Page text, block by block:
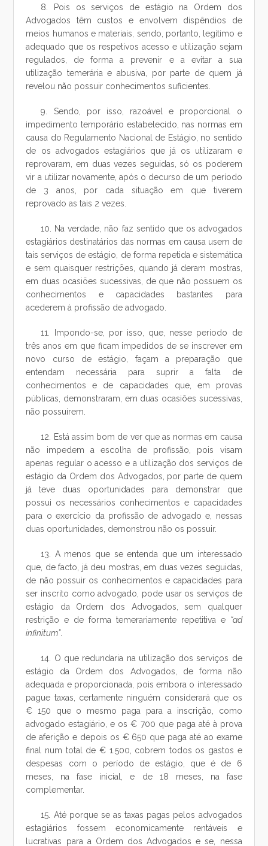
8. Pois os serviços de estágio na Ordem dos
Advogados têm custos e envolvem dispêndios de
meios humanos e materiais, sendo, portanto, legítimo e
adequado que os respetivos acesso e utilização sejam
regulados, de forma a prevenir e a evitar a sua
utilização temerária e abusiva, por parte de quem já
revelou não possuir conhecimentos suficientes.
9. Sendo, por isso, razoável e proporcional o
impedimento temporário estabelecido, nas normas em
causa do Regulamento Nacional de Estágio, no sentido
de os advogados estagiários que já os utilizaram e
reprovaram, em duas vezes seguidas, só os poderem
vir a utilizar novamente, após o decurso de um período
de 3 anos, por cada situação em que tiverem
reprovado as tais 2 vezes.
10. Na verdade, não faz sentido que os advogados
estagiários destinatários das normas em causa usem de
tais serviços de estágio, de forma repetida e sistemática
e sem quaisquer restrições, quando já deram mostras,
em duas ocasiões sucessivas, de que não possuem os
conhecimentos e capacidades bastantes para
acederem à profissão de advogado.
11. Impondo-se, por isso, que, nesse período de
três anos em que ficam impedidos de se inscrever em
novo curso de estágio, façam a preparação que
entendam necessária para suprir a falta de
conhecimentos e de capacidades que, em provas
públicas, demonstraram, em duas ocasiões sucessivas,
não possuírem.
12. Está assim bom de ver que as normas em causa
não impedem a escolha de profissão, pois visam
apenas regular o acesso e a utilização dos serviços de
estágio da Ordem dos Advogados, por parte de quem
já teve duas oportunidades para demonstrar que
possui os necessários conhecimentos e capacidades
para o exercício da profissão de advogado e, nessas
duas oportunidades, demonstrou não os possuir.
13. A menos que se entenda que um interessado
que, de facto, já deu mostras, em duas vezes seguidas,
de não possuir os conhecimentos e capacidades para
ser inscrito como advogado, pode usar os serviços de
estágio da Ordem dos Advogados, sem qualquer
restrição e de forma temerariamente repetitiva e “ad
infinitum”.
14. O que redundaria na utilização dos serviços de
estágio da Ordem dos Advogados, de forma não
adequada e proporcionada, pois embora o interessado
pague taxas, certamente ninguém considerará que os
€ 150 que o mesmo paga para a inscrição, como
advogado estagiário, e os € 700 que paga até à prova
de aferição e depois os € 650 que paga até ao exame
final num total de € 1.500, cobrem todos os gastos e
despesas com o período de estágio, que é de 6
meses, na fase inicial, e de 18 meses, na fase
complementar.
15. Até porque se as taxas pagas pelos advogados
estagiários fossem economicamente rentáveis e
lucrativas para a Ordem dos Advogados e se, nessa